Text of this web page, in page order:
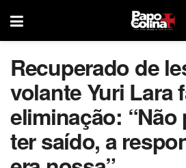
Recuperado de
volante Yuri Lara
eliminação:
ter saído, a